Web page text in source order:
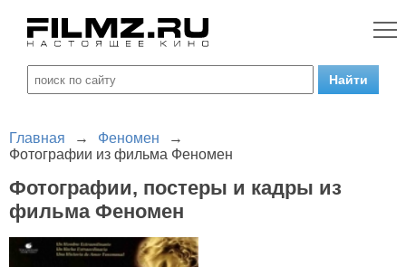
Главная → Феномен
→
Фотографии из фильма Феномен
Фотографии, постеры и кадры из
фильма Феномен